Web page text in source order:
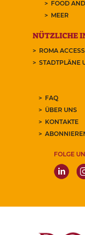
FOOD
MEER
NÜTZLICHE
ROMA
STADTPLÄNE
FAQ
ÜBER UNS
KONTAKTE
FOLGE